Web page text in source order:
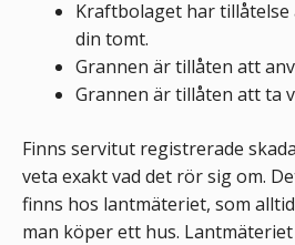
Kraftbolaget har tillåtelse
din tomt.
Grannen är tillåten att
Grannen är tillåten att ta
Finns servitut registrerade
veta exakt vad det rör sig om.
finns hos lantmäteriet, som
man köper ett hus.